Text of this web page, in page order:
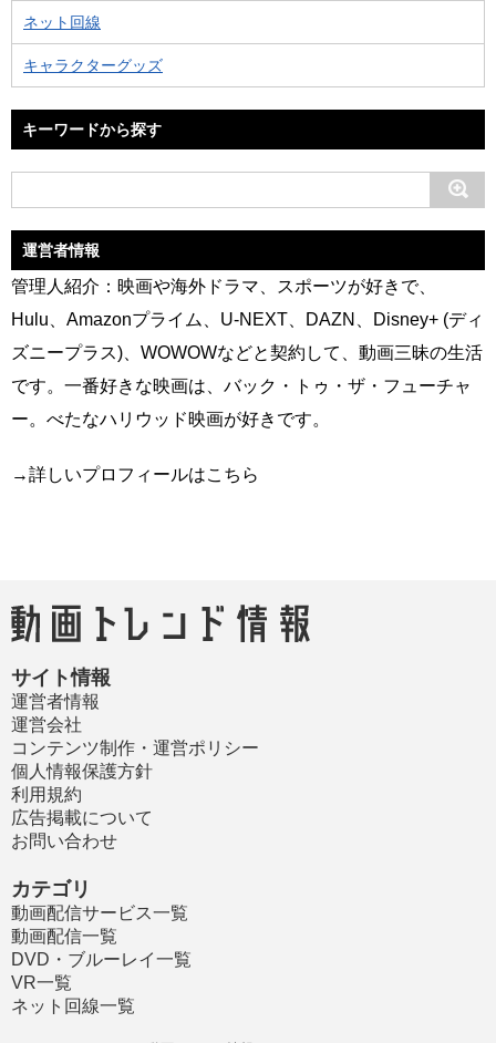
ネット回線
キャラクターグッズ
キーワードから探す
運営者情報
管理人紹介：映画や海外ドラマ、スポーツが好きで、
Hulu、Amazonプライム、U-NEXT、DAZN、Disney+ (ディ
ズニープラス)、WOWOWなどと契約して、動画三昧の生活
です。一番好きな映画は、バック・トゥ・ザ・フューチャ
ー。べたなハリウッド映画が好きです。
→詳しいプロフィールはこちら
サイト情報
運営者情報
運営会社
コンテンツ制作・運営ポリシー
個人情報保護方針
利用規約
広告掲載について
お問い合わせ
カテゴリ
動画配信サービス一覧
動画配信一覧
DVD・ブルーレイ一覧
VR一覧
ネット回線一覧